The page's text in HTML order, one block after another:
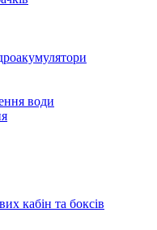
води
кабін та боксів